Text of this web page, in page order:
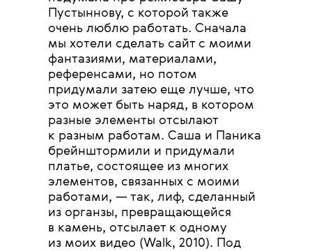
Пустыннову, с которой также
очень люблю работать. Сначала
мы хотели сделать сайт с моими
фантазиями, материалами,
референсами, но потом
придумали затею еще лучше, что
это может быть наряд, в котором
разные элементы отсылают
к разным работам. Саша и Паника
брейнштормили и придумали
платье, состоящее из многих
элементов, связанных с моими
работами, — так, лиф, сделанный
из органзы, превращающейся
в камень, отсылает к одному
из моих видео (Walk, 2010). Под